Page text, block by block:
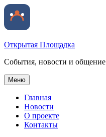
Открытая Площадка
События, новости и общение
Меню
Главная
Новости
О проекте
Контакты